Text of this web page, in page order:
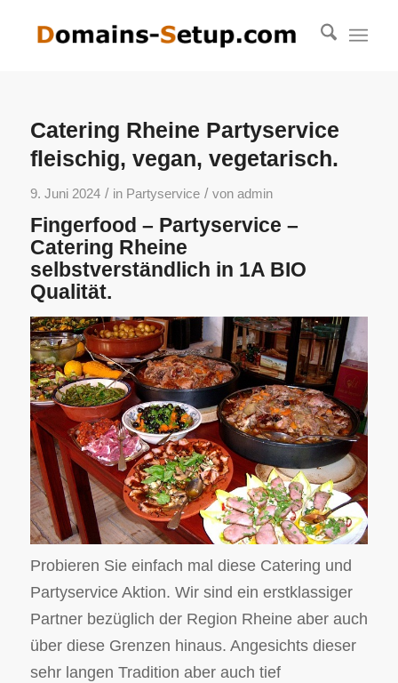
Catering Rheine Partyservice
fleischig, vegan, vegetarisch.
9. Juni 2024 / in Partyservice / von admin
Fingerfood – Partyservice –
Catering Rheine
selbstverständlich in 1A BIO
Qualität.
Probieren Sie einfach mal diese Catering und
Partyservice Aktion. Wir sind ein erstklassiger
Partner bezüglich der Region Rheine aber auch
über diese Grenzen hinaus. Angesichts dieser
sehr langen Tradition aber auch tief